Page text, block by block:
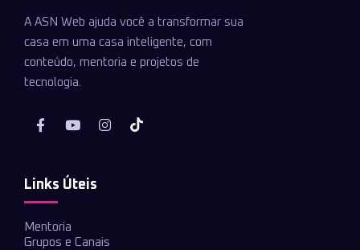
A ASN Web ajuda você a transformar sua
casa em uma casa inteligente, com
conteúdo, mentoria e projetos de
tecnologia.
Links Úteis
Mentoria
Grupos e Canais